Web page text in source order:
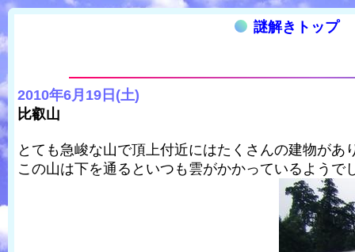
謎解きトップ
2010年6月19日(土)
比叡山
とても急峻な山で頂上付近にはたくさんの建物が
この山は下を通るといつも雲がかかっているよう